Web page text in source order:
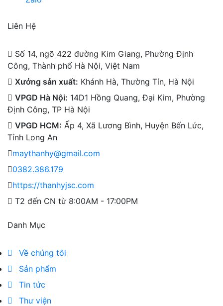
Liên Hệ
Số 14, ngõ 422 đường Kim Giang, Phường Định
Công, Thành phố Hà Nội, Việt Nam
Xưởng sản xuất: Khánh Hà, Thường Tín, Hà Nội
VPGD Hà Nội: 14D1 Hồng Quang, Đại Kim, Phường
Định Công, TP Hà Nội
VPGD HCM: Ấp 4, Xã Lương Bình, Huyện Bến Lức,
Tỉnh Long An
maythanhy@gmail.com
0382.386.179
https://thanhyjsc.com
T2 đến CN từ 8:00AM - 17:00PM
Danh Mục
Về chúng tôi
Sản phẩm
Tin tức
Thư viện